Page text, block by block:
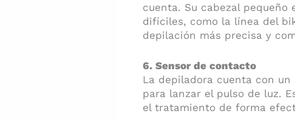
cuenta. Su cabezal
difíciles, como la línea del
depilación más precisa y
6. Sensor de contacto
La depiladora cuenta con
para lanzar el pulso de luz.
el tratamiento de forma